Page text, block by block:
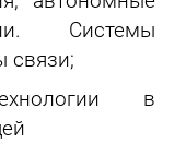
Системы
связи;
в